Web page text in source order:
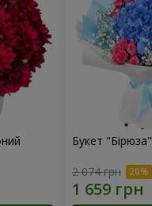
Букет "Бірюза"
2 074 грн